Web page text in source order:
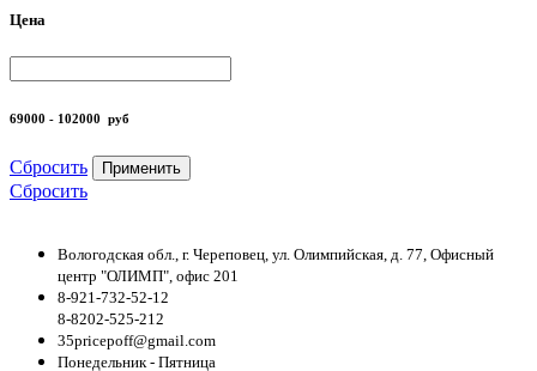
Цена
69000 - 102000 руб
Сбросить Применить
Сбросить
Вологодская обл., г. Череповец, ул. Олимпийская, д. 77, Офисный
центр "ОЛИМП", офис 201
8-921-732-52-12
8-8202-525-212
35pricepoff@gmail.com
Понедельник - Пятница